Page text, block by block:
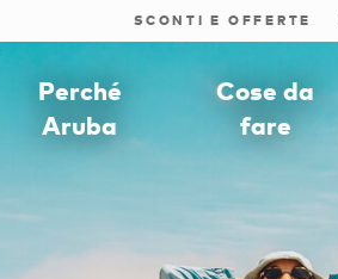
SCONTI E OFFERTE
Perché
Aruba
Cose da
fare